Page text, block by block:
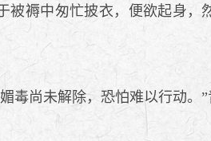
褥中匆忙披衣，便欲起身，
毒尚未解除，恐怕难以行动。